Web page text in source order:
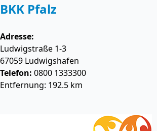
BKK Pfalz
Adresse:
Ludwigstraße 1-3
67059 Ludwigshafen
Telefon: 0800 1333300
Entfernung: 192.5 km